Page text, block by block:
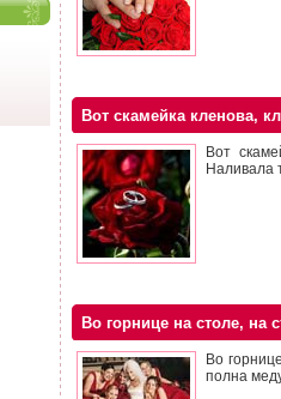
Вот скамейка кленова,
Вот
Наливала
Во горнице на столе, на
Во
полна